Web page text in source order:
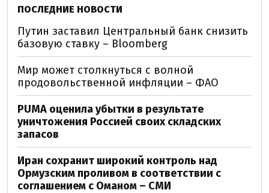
ПОСЛЕДНИЕ НОВОСТИ
Путин заставил Центральный банк снизить
базовую ставку – Bloomberg
Мир может столкнуться с волной
продовольственной инфляции – ФАО
PUMA оценила убытки в результате
уничтожения Россией своих складских
запасов
Иран сохранит широкий контроль над
Ормузским проливом в соответствии с
соглашением с Оманом – СМИ